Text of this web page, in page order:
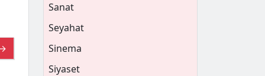
Sanat
Seyahat
Sinema
Siyaset